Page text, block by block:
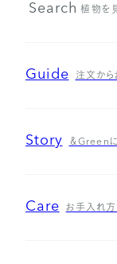
Search 植物を
Guide 注文か
Story ＆Green
Care お手入れ